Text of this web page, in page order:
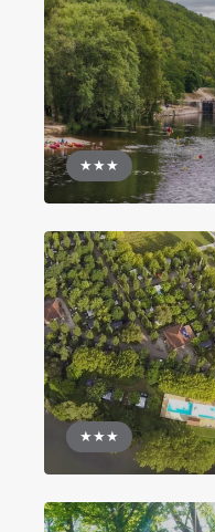
★★★
★★★